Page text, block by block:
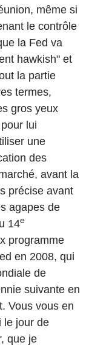
même si
le contrôle
la Fed va
hawkish" et
la partie
termes,
gros yeux
lui
une
des
avant la
précise avant
agapes de
14e
programme
en 2008, qui
de
suivante en
Vous vous en
le jour de
que je